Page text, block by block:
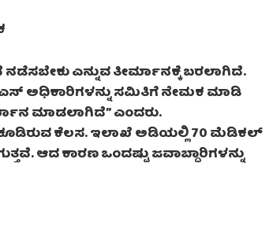
ಎನ್ನುವ ತೀರ್ಮಾನಕ್ಕೆ ಬರಲಾಗಿದೆ.
ಅಧಿಕಾರಿಗಳನ್ನು ಸಮಿತಿಗೆ ನೇಮಕ ಮಾಡಿ
ಮಾಡಲಾಗಿದೆ” ಎಂದರು.
ಕೆಲಸ. ಇಲಾಖೆ ಅಡಿಯಲ್ಲಿ 70 ಮೆಡಿಕಲ್
ಆದ ಕಾರಣ ಒಂದಷ್ಟು ಜವಾಬ್ದಾರಿಗಳನ್ನು